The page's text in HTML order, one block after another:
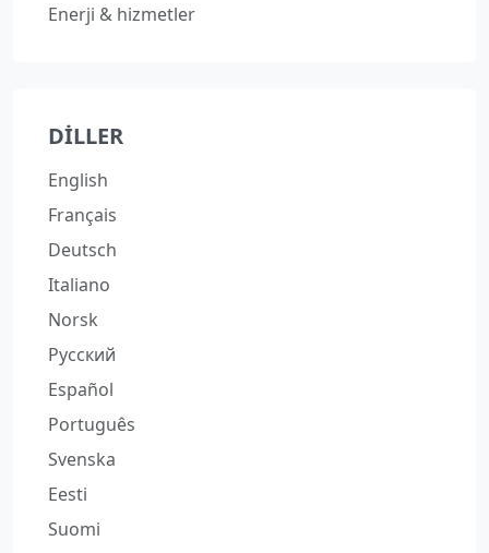
Enerji & hizmetler
DILLER
English
Français
Deutsch
Italiano
Norsk
Русский
Español
Português
Svenska
Eesti
Suomi